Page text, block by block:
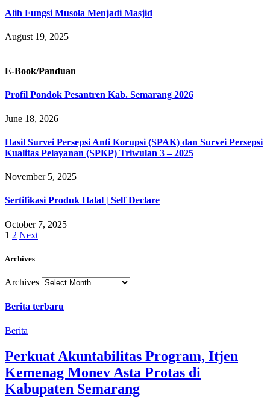
Alih Fungsi Musola Menjadi Masjid
August 19, 2025
E-Book/Panduan
Profil Pondok Pesantren Kab. Semarang 2026
June 18, 2026
Hasil Survei Persepsi Anti Korupsi (SPAK) dan Survei Persepsi
Kualitas Pelayanan (SPKP) Triwulan 3 – 2025
November 5, 2025
Sertifikasi Produk Halal | Self Declare
October 7, 2025
1 2 Next
Archives
Archives
Berita terbaru
Berita
Perkuat Akuntabilitas Program, Itjen
Kemenag Monev Asta Protas di
Kabupaten Semarang